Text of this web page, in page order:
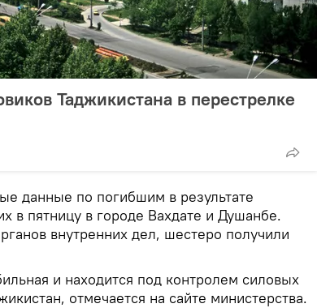
Таджикистана в перестрелке
данные по погибшим в результате
в пятницу в городе Вахдате и Душанбе.
внутренних дел, шестеро получили
и находится под контролем силовых
отмечается на сайте министерства.